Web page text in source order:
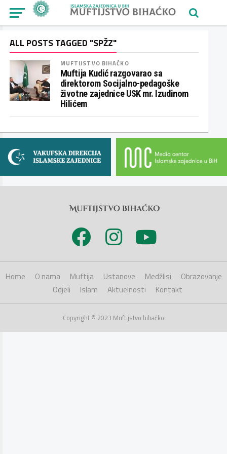
ALL POSTS TAGGED "SPŽZ"
MUFTIJSTVO BIHAĆKO
Muftija Kudić razgovarao sa
direktorom Socijalno-pedagoške
životne zajednice USK mr. Izudinom
Hilićem
Home O nama Muftija Ustanove Medžlisi
Obrazovanje
Odjeli
Islam Aktuelnosti Kontakt
Copyright © 2023 Muftijstvo bihaćko